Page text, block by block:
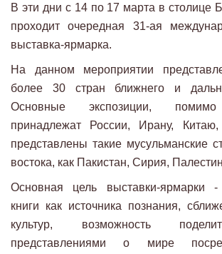
В эти дни с 14 по 17 марта в столице
проходит очередная 31-ая
выставка-ярмарка.
На данном мероприятии
более 30 стран ближнего и
Основные экспозиции, помимо
принадлежат России, Ирану,
представлены такие мусульманские
востока, как Пакистан, Сирия,
Основная цель выставки-ярмарки -
книги как источника познания,
культур, возможность
представлениями о мире